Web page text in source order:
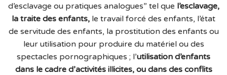
d’esclavage ou pratiques analogues” tel que l’esclavage,
la traite des enfants, le travail forcé des enfants, l’état
de servitude des enfants, la prostitution des enfants ou
leur utilisation pour produire du matériel ou des
spectacles pornographiques ; l’utilisation d’enfants
dans le cadre d’activités illicites, ou dans des conflits